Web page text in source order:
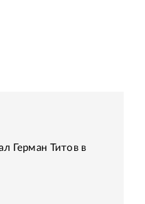
Герман Титов в